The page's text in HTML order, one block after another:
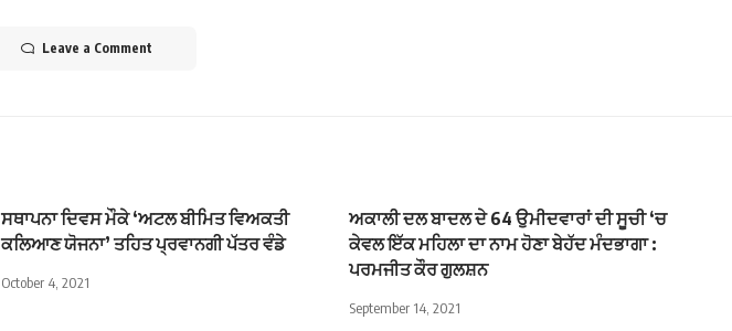
Leave a Comment
ਸਥਾਪਨਾ ਦਿਵਸ ਮੌਕੇ ‘ਅਟਲ ਬੀਮਿਤ ਵਿਅਕਤੀ
ਕਲਿਆਣ ਯੋਜਨਾ’ ਤਹਿਤ ਪ੍ਰਵਾਨਗੀ ਪੱਤਰ ਵੰਡੇ
October 4, 2021
ਅਕਾਲੀ ਦਲ ਬਾਦਲ ਦੇ 64 ਉਮੀਦਵਾਰਾਂ ਦੀ ਸੂਚੀ ‘ਚ
ਕੇਵਲ ਇੱਕ ਮਹਿਲਾ ਦਾ ਨਾਮ ਹੋਣਾ ਬੇਹੱਦ ਮੰਦਭਾਗਾ :
ਪਰਮਜੀਤ ਕੌਰ ਗੁਲਸ਼ਨ
September 14, 2021